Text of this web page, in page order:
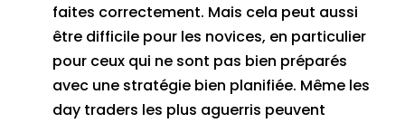
faites correctement. Mais cela peut aussi
être difficile pour les novices, en particulier
pour ceux qui ne sont pas bien préparés
avec une stratégie bien planifiée. Même les
day traders les plus aguerris peuvent